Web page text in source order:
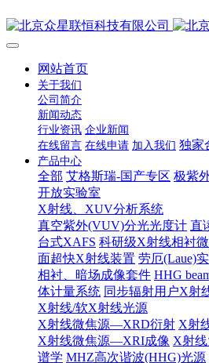
网站首页
关于我们
公司简介
新闻动态
行业资讯 企业新闻
在线留言 在线申请 加入我们 独家
产品中心
全部 艾格斯瑞-国产专区 极紫
开放实验室
X射线、XUV分析系统
真空紫外(VUV)分光光度计 直
台式XAFS 科研级X射线相衬
面超快X射线装置 劳厄(Laue)
相衬、暗场成像套件 HHG
体计量系统 同步辐射用户X射
X射线/软X射线光源
X射线微焦源—XRD衍射 X射
X射线微焦源—XRI成像 X射
谱学 MHZ高次谐波(HHG)光源